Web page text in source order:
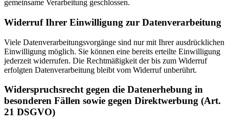
gemeinsame Verarbeitung geschlossen.
Widerruf Ihrer Einwilligung zur Datenverarbeitung
Viele Datenverarbeitungsvorgänge sind nur mit Ihrer ausdrücklichen
Einwilligung möglich. Sie können eine bereits erteilte Einwilligung
jederzeit widerrufen. Die Rechtmäßigkeit der bis zum Widerruf
erfolgten Datenverarbeitung bleibt vom Widerruf unberührt.
Widerspruchsrecht gegen die Datenerhebung in
besonderen Fällen sowie gegen Direktwerbung (Art.
21 DSGVO)